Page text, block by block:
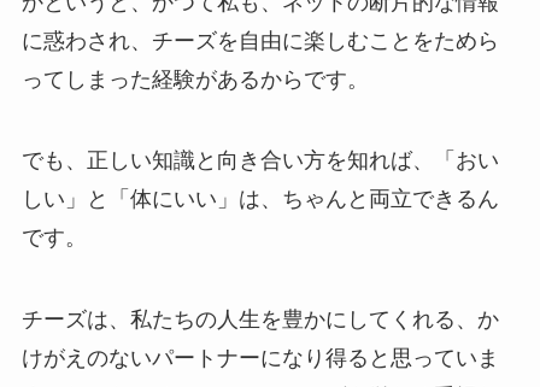
に惑わされ、チーズを自由に楽しむことをためら
ってしまった経験があるからです。
でも、正しい知識と向き合い方を知れば、「おい
しい」と「体にいい」は、ちゃんと両立できるん
です。
チーズは、私たちの人生を豊かにしてくれる、か
けがえのないパートナーになり得ると思っていま